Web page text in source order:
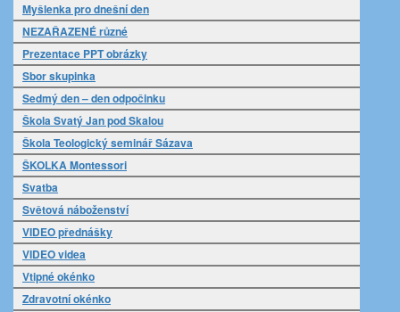
Myšlenka pro dnešní den
NEZAŘAZENÉ různé
Prezentace PPT obrázky
Sbor skupinka
Sedmý den – den odpočinku
Škola Svatý Jan pod Skalou
Škola Teologický seminář Sázava
ŠKOLKA Montessori
Svatba
Světová náboženství
VIDEO přednášky
VIDEO videa
Vtipné okénko
Zdravotní okénko